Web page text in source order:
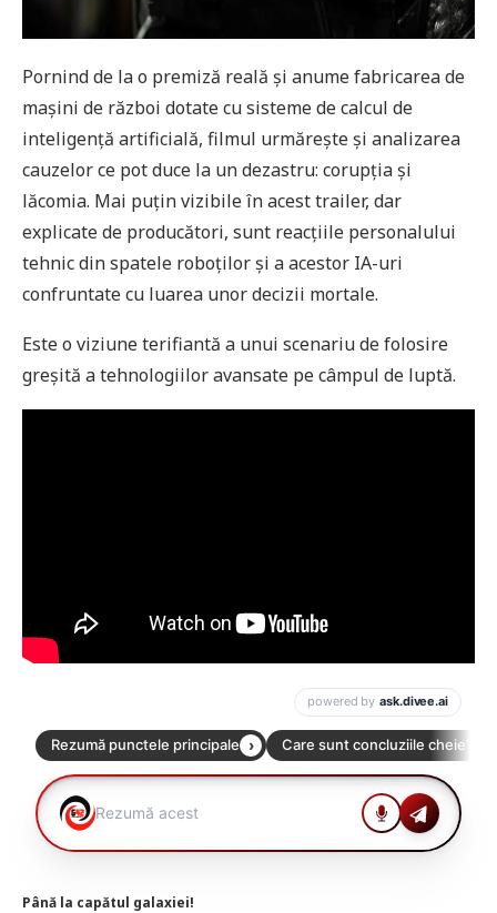
Pornind de la o premiză reală și anume fabricarea de
mașini de război dotate cu sisteme de calcul de
inteligență artificială, filmul urmărește și analizarea
cauzelor ce pot duce la un dezastru: corupția și
lăcomia. Mai puțin vizibile în acest trailer, dar
explicate de producători, sunt reacțiile personalului
tehnic din spatele roboților și a acestor IA-uri
confruntate cu luarea unor decizii mortale.
Este o viziune terifiantă a unui scenariu de folosire
greșită a tehnologiilor avansate pe câmpul de luptă.
Până la capătul galaxiei!